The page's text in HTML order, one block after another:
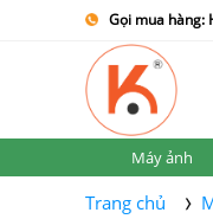
Gọi mua hàng:
Máy ảnh
Trang chủ